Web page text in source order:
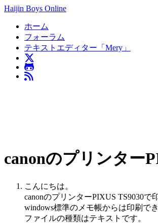
Haijin Boys Online
ホーム
フォーラム
テキストエディター「Mery」
canonのプリンター
こんにちは。
canonのプリンターPIXUS TS9030で
windows標準のメモ帳からは印刷でき
ファイルの種類はテキストです。